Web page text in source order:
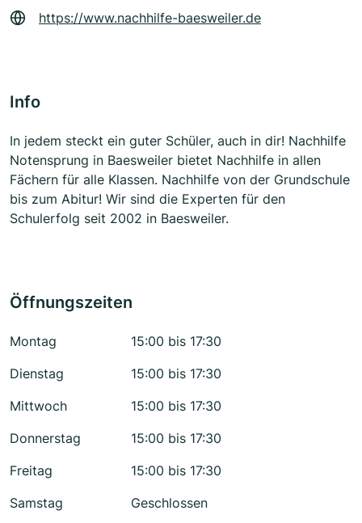
https://www.nachhilfe-baesweiler.de
Info
In jedem steckt ein guter Schüler, auch in dir! Nachhilfe
Notensprung in Baesweiler bietet Nachhilfe in allen
Fächern für alle Klassen. Nachhilfe von der Grundschule
bis zum Abitur! Wir sind die Experten für den
Schulerfolg seit 2002 in Baesweiler.
Öffnungszeiten
Montag
15:00 bis 17:30
Dienstag
15:00 bis 17:30
Mittwoch
15:00 bis 17:30
Donnerstag
15:00 bis 17:30
Freitag
15:00 bis 17:30
Samstag
Geschlossen